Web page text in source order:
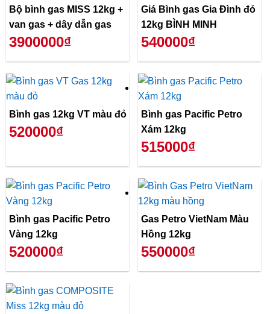
Bộ bình gas MISS 12kg +
van gas + dây dẫn gas
3900000₫
Giá Bình gas Gia Đình đỏ
12kg BÌNH MINH
540000₫
Bình gas 12kg VT màu đỏ
520000₫
Bình gas Pacific Petro
Xám 12kg
515000₫
Bình gas Pacific Petro
Vàng 12kg
520000₫
Gas Petro VietNam Màu
Hồng 12kg
550000₫